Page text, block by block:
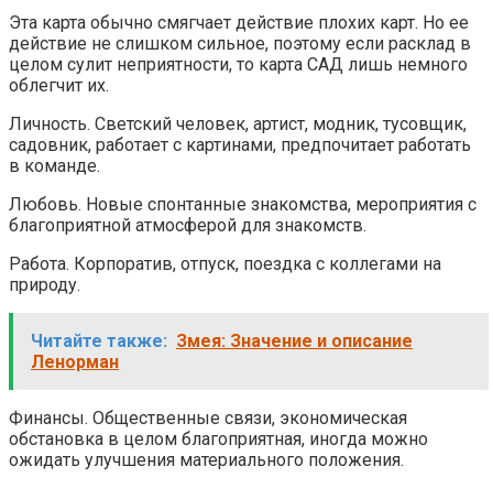
Эта карта обычно смягчает действие плохих карт. Но ее
действие не слишком сильное, поэтому если расклад в
целом сулит неприятности, то карта САД лишь немного
облегчит их.
Личность. Светский человек, артист, модник, тусовщик,
садовник, работает с картинами, предпочитает работать
в команде.
Любовь. Новые спонтанные знакомства, мероприятия с
благоприятной атмосферой для знакомств.
Работа. Корпоратив, отпуск, поездка с коллегами на
природу.
Читайте также: Змея: Значение и описание
Ленорман
Финансы. Общественные связи, экономическая
обстановка в целом благоприятная, иногда можно
ожидать улучшения материального положения.